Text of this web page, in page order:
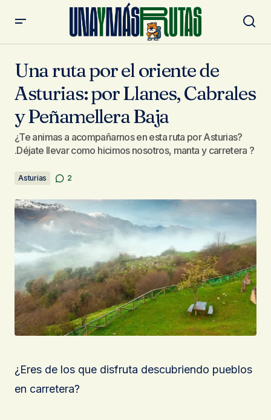
Una ruta por el oriente de
Asturias: por Llanes, Cabrales
y Peñamellera Baja
¿Te animas a acompañarnos en esta ruta por Asturias?
.Déjate llevar como hicimos nosotros, manta y carretera ?
Asturias 2
¿Eres de los que disfruta descubriendo pueblos
en carretera?